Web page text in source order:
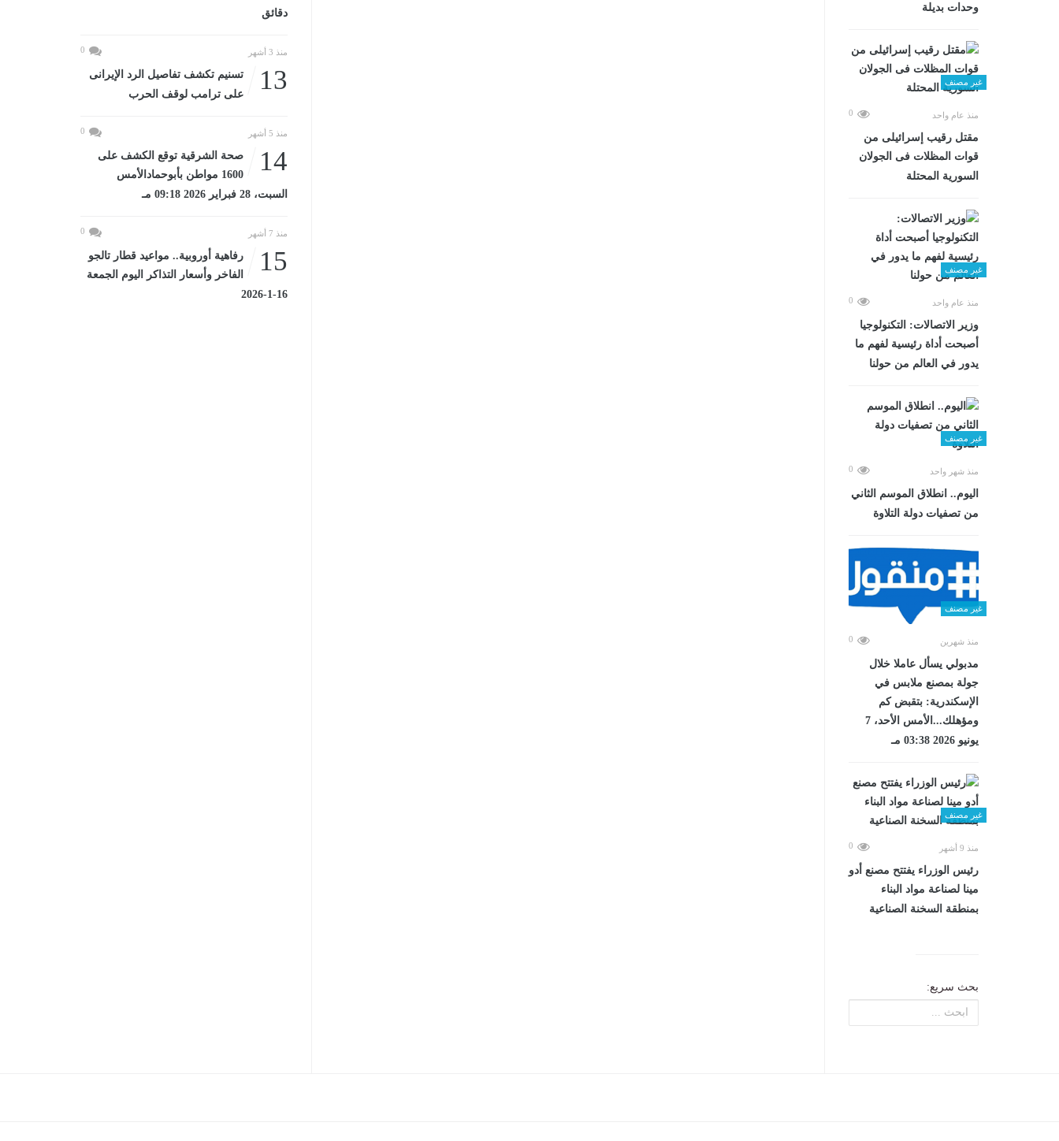
وحدات بديلة
غير مصنف
منذ عام واحد 0
مقتل رقيب إسرائيلى من
قوات المظلات فى الجولان
السورية المحتلة
غير مصنف
منذ عام واحد 0
وزير الاتصالات: التكنولوجيا
أصبحت أداة رئيسية لفهم ما
يدور في العالم من حولنا
غير مصنف
منذ شهر واحد 0
اليوم.. انطلاق الموسم الثاني
من تصفيات دولة التلاوة
غير مصنف
منذ شهرين 0
مدبولي يسأل عاملا خلال
جولة بمصنع ملابس في
الإسكندرية: بتقبض كم
ومؤهلك...الأمس الأحد، 7
يونيو 2026 03:38 مـ
غير مصنف
منذ 9 أشهر 0
رئيس الوزراء يفتتح مصنع أدو
مينا لصناعة مواد البناء
بمنطقة السخنة الصناعية
بحث سريع:
دقائق
منذ 3 أشهر 0
13
تسنيم تكشف تفاصيل الرد الإيرانى
على ترامب لوقف الحرب
منذ 5 أشهر 0
14
صحة الشرقية توقع الكشف على
1600 مواطن بأبوحمادالأمس
السبت، 28 فبراير 2026 09:18 مـ
منذ 7 أشهر 0
15
رفاهية أوروبية.. مواعيد قطار تالجو
الفاخر وأسعار التذاكر اليوم الجمعة
16-1-2026